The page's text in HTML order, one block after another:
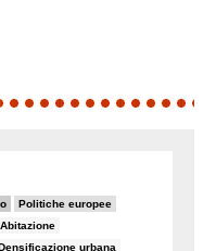
Politiche europee
Abitazione
urbana